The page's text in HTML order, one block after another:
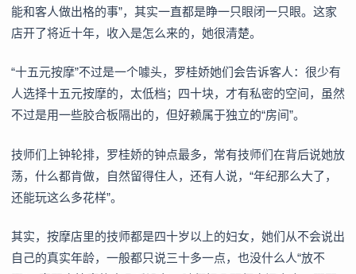
能和客人做出格的事”，其实一直都是睁一只眼闭一只眼。这家
店开了将近十年，收入是怎么来的，她很清楚。
“十五元按摩”不过是一个噱头，罗桂娇她们会告诉客人：很少有
人选择十五元按摩的，太低档；四十块，才有私密的空间，虽然
不过是用一些胶合板隔出的，但好赖属于独立的“房间”。
技师们上钟轮排，罗桂娇的钟点最多，常有技师们在背后说她放
荡，什么都肯做，自然留得住人，还有人说，“年纪那么大了，
还能玩这么多花样”。
其实，按摩店里的技师都是四十岁以上的妇女，她们从不会说出
自己的真实年龄，一般都只说三十多一点，也没什么人“放不